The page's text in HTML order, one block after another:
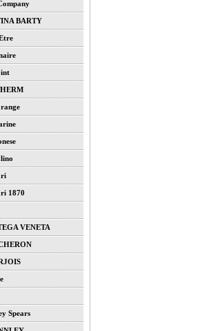
BARTY
1870
VENETA
Spears